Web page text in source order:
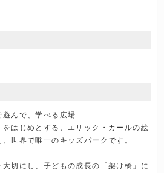
んで、学べる広場
はじめとする、エリック・カールの絵
世界で唯一のキッズパークです。
切にし、子どもの成長の「架け橋」に